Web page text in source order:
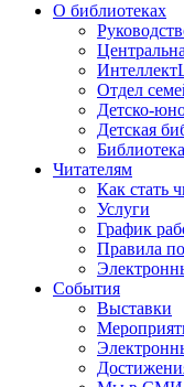
О библиотеках
Отдел
Детско-
Детская
Читателям
Как стать
Услуги
График
Правила
События
Выставки